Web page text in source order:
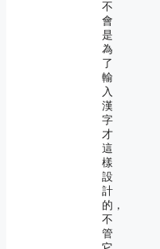
不
會
是
為
了
輸
入
漢
字
才
這
樣
設
計
的，
不
管